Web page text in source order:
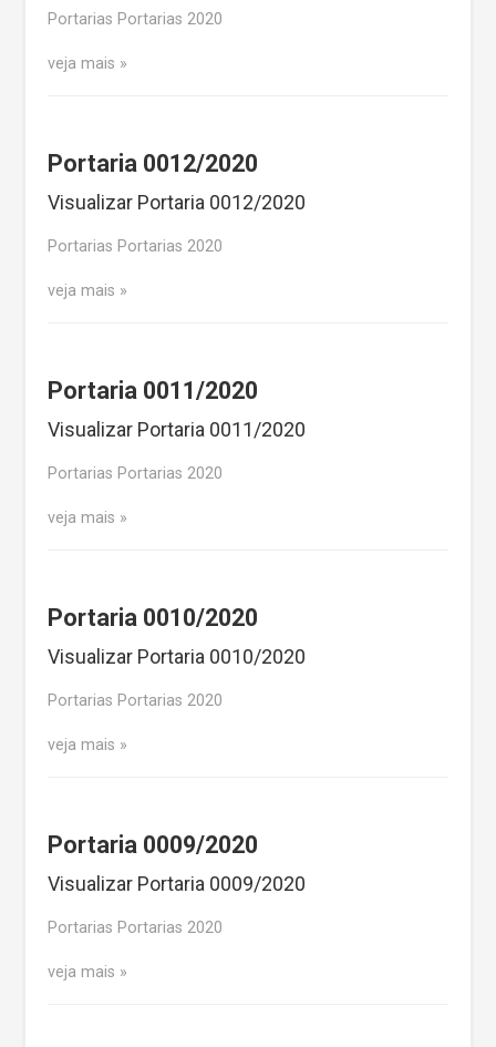
Portarias Portarias 2020
veja mais
Portaria 0012/2020
Visualizar Portaria 0012/2020
Portarias Portarias 2020
veja mais
Portaria 0011/2020
Visualizar Portaria 0011/2020
Portarias Portarias 2020
veja mais
Portaria 0010/2020
Visualizar Portaria 0010/2020
Portarias Portarias 2020
veja mais
Portaria 0009/2020
Visualizar Portaria 0009/2020
Portarias Portarias 2020
veja mais